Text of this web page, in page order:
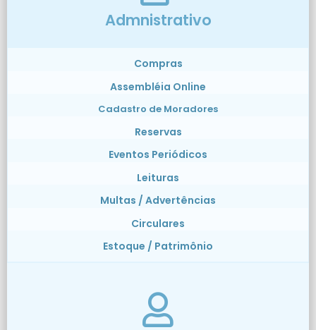
Admnistrativo
Compras
Assembléia Online
Cadastro de Moradores
Reservas
Eventos Periódicos
Leituras
Multas / Advertências
Circulares
Estoque / Patrimônio